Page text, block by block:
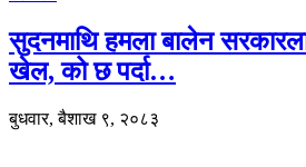
सुदनमाथि हमला बालेन
खेल, को छ पर्दा…
बुधवार, बैशाख ९, २०८३